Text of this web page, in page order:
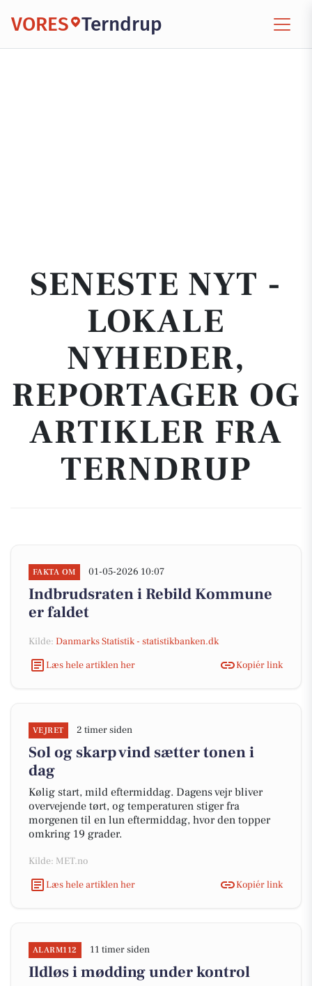
VORES Terndrup
SENESTE NYT -
LOKALE
NYHEDER,
REPORTAGER OG
ARTIKLER FRA
TERNDRUP
FAKTA OM 01-05-2026 10:07
Indbrudsraten i Rebild Kommune
er faldet
Kilde: Danmarks Statistik - statistikbanken.dk
Læs hele artiklen her
Kopiér link
VEJRET 2 timer siden
Sol og skarp vind sætter tonen i
dag
Kølig start, mild eftermiddag. Dagens vejr bliver
overvejende tørt, og temperaturen stiger fra
morgenen til en lun eftermiddag, hvor den topper
omkring 19 grader.
Kilde: MET.no
Læs hele artiklen her
Kopiér link
ALARM112 11 timer siden
Ildløs i mødding under kontrol